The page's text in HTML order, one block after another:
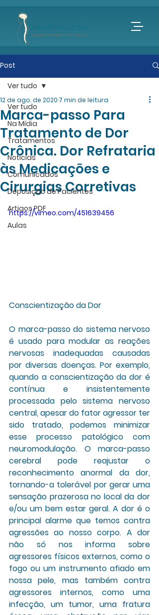
Post
Ver tudo
Na Mídia
Tratamentos
Notícias
Comunicados
Deposição de Pacientes
Artigos PDF
Aulas
Ver tudo
Marca-passo Para
Tratamento de Dor
Crônica. Dor Refrataria
às Medicações e
Cirurgias Corretivas
12 de ago. de 2020 7 min de leitura
https://vimeo.com/451639456
Conscientização da Dor
O marca-passo do sistema nervoso
é usado para modular as reações
nervosas inadequadas causadas
por diversas doenças. Por exemplo,
quando a conscientização da dor é
contínua e insistentemente
processada pelo sistema nervoso
central, apesar do fator agressor ter
sido tratado, podemos minimizar
esse processo patológico com
neuromodulação. O marca-passo
cerebral pode reajustar o
reconhecimento anormal da dor,
tornando-a tolerável por gerar uma
sensação prazerosa no local da dor
e/ou um bem estar geral. A dor é o
principal alarme que temos contra
agressões ao nosso corpo. A dor
não só nos informa sobre
agressores físicos externos, como o
fogo ou um instrumento afiado em
nossa pele, mas também contra
agressores internos, como uma
infecção, um tumor, uma fratura